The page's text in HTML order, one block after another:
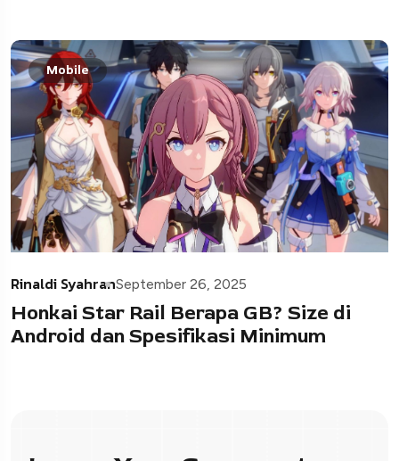
Mobile
Rinaldi SyahranSeptember 26, 2025
Honkai Star Rail Berapa GB? Size di
Android dan Spesifikasi Minimum